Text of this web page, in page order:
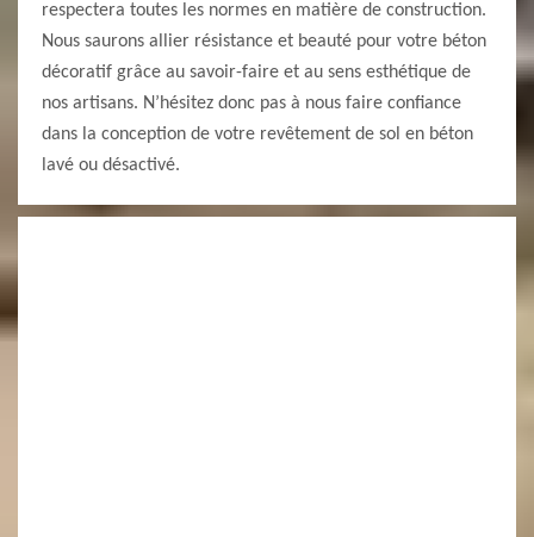
respectera toutes les normes en matière de construction.
Nous saurons allier résistance et beauté pour votre béton
décoratif grâce au savoir-faire et au sens esthétique de
nos artisans. N’hésitez donc pas à nous faire confiance
dans la conception de votre revêtement de sol en béton
lavé ou désactivé.